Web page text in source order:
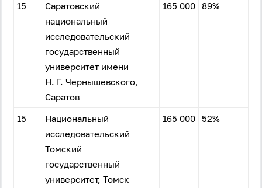
15
Саратовский
национальный
исследовательский
государственный
университет имени
Н. Г. Чернышевскогo,
Саратов
165 000 89%
15
Национальный
исследовательский
Томский
государственный
университет, Томск
165 000 52%